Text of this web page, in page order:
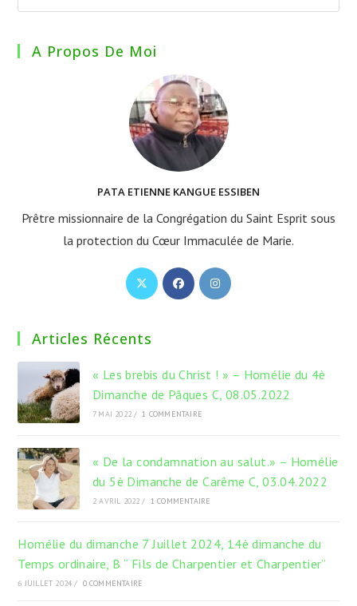
A Propos De Moi
PATA ETIENNE KANGUE ESSIBEN
Prêtre missionnaire de la Congrégation du Saint Esprit sous
la protection du Cœur Immaculée de Marie.
S’ouvre
dans
S’ouvre
dans
S’ouvre
Articles Récents
« Les brebis du Christ ! » – Homélie du 4è
Dimanche de Pâques C, 08.05.2022
7 MAI 2022 / 1 COMMENTAIRE
« De la condamnation au salut.» – Homélie
du 5è Dimanche de Carême C, 03.04.2022
2 AVRIL 2022 / 1 COMMENTAIRE
Homélie du dimanche 7 Juillet 2024, 14è dimanche du
Temps ordinaire, B “ Fils de Charpentier et Charpentier”
6 JUILLET 2024 / 0 COMMENTAIRE